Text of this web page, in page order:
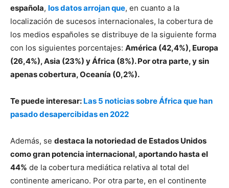
española, los datos arrojan que, en cuanto a la
localización de sucesos internacionales, la cobertura de
los medios españoles se distribuye de la siguiente forma
con los siguientes porcentajes: América (42,4%), Europa
(26,4%), Asia (23%) y África (8%). Por otra parte, y sin
apenas cobertura, Oceanía (0,2%).
Te puede interesar: Las 5 noticias sobre África que han
pasado desapercibidas en 2022
Además, se destaca la notoriedad de Estados Unidos
como gran potencia internacional, aportando hasta el
44% de la cobertura mediática relativa al total del
continente americano. Por otra parte, en el continente